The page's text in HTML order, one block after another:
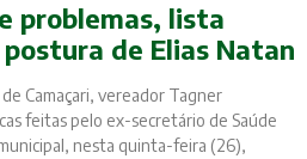
problemas, lista
de Elias Natan
Camaçari, vereador Tagner
feitas pelo ex-secretário de Saúde
nesta quinta-feira (26),